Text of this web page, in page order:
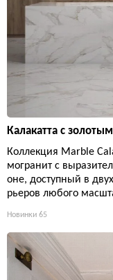
Калакатта с
Коллекция Marble
могранит с
оне, доступный в
рьеров любого
Новинки 65